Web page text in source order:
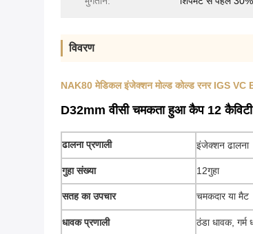
विवरण
NAK80 मेडिकल इंजेक्शन मोल्ड कोल्ड रनर IGS
D32mm वीसी चमकता हुआ कैप 12
ढालना प्रणाली इंजेक्शन ढालना
गुहा संख्या 12गुहा
सतह का उपचार चमकदार या मैट
धावक प्रणाली ठंडा धावक, गर्म